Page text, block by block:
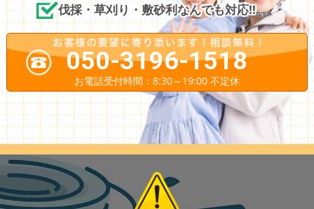
伐採・草刈り・敷砂利なんでも対応!!
050-3196-1518
お電話受付時間：8:30～19:00 不定休